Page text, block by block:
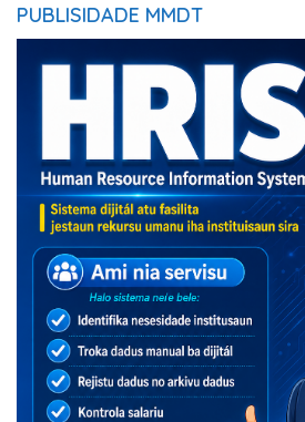
PUBLISIDADE MMDT